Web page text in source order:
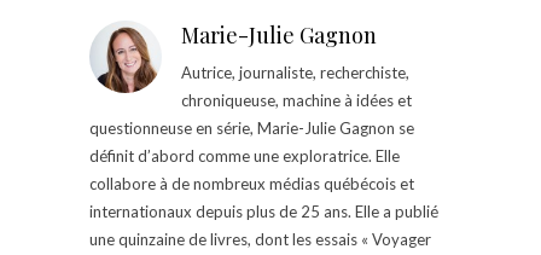
Marie-Julie Gagnon
Autrice, journaliste, recherchiste,
chroniqueuse, machine à idées et
questionneuse en série, Marie-Julie Gagnon se
définit d’abord comme une exploratrice. Elle
collabore à de nombreux médias québécois et
internationaux depuis plus de 25 ans. Elle a publié
une quinzaine de livres, dont les essais « Voyager